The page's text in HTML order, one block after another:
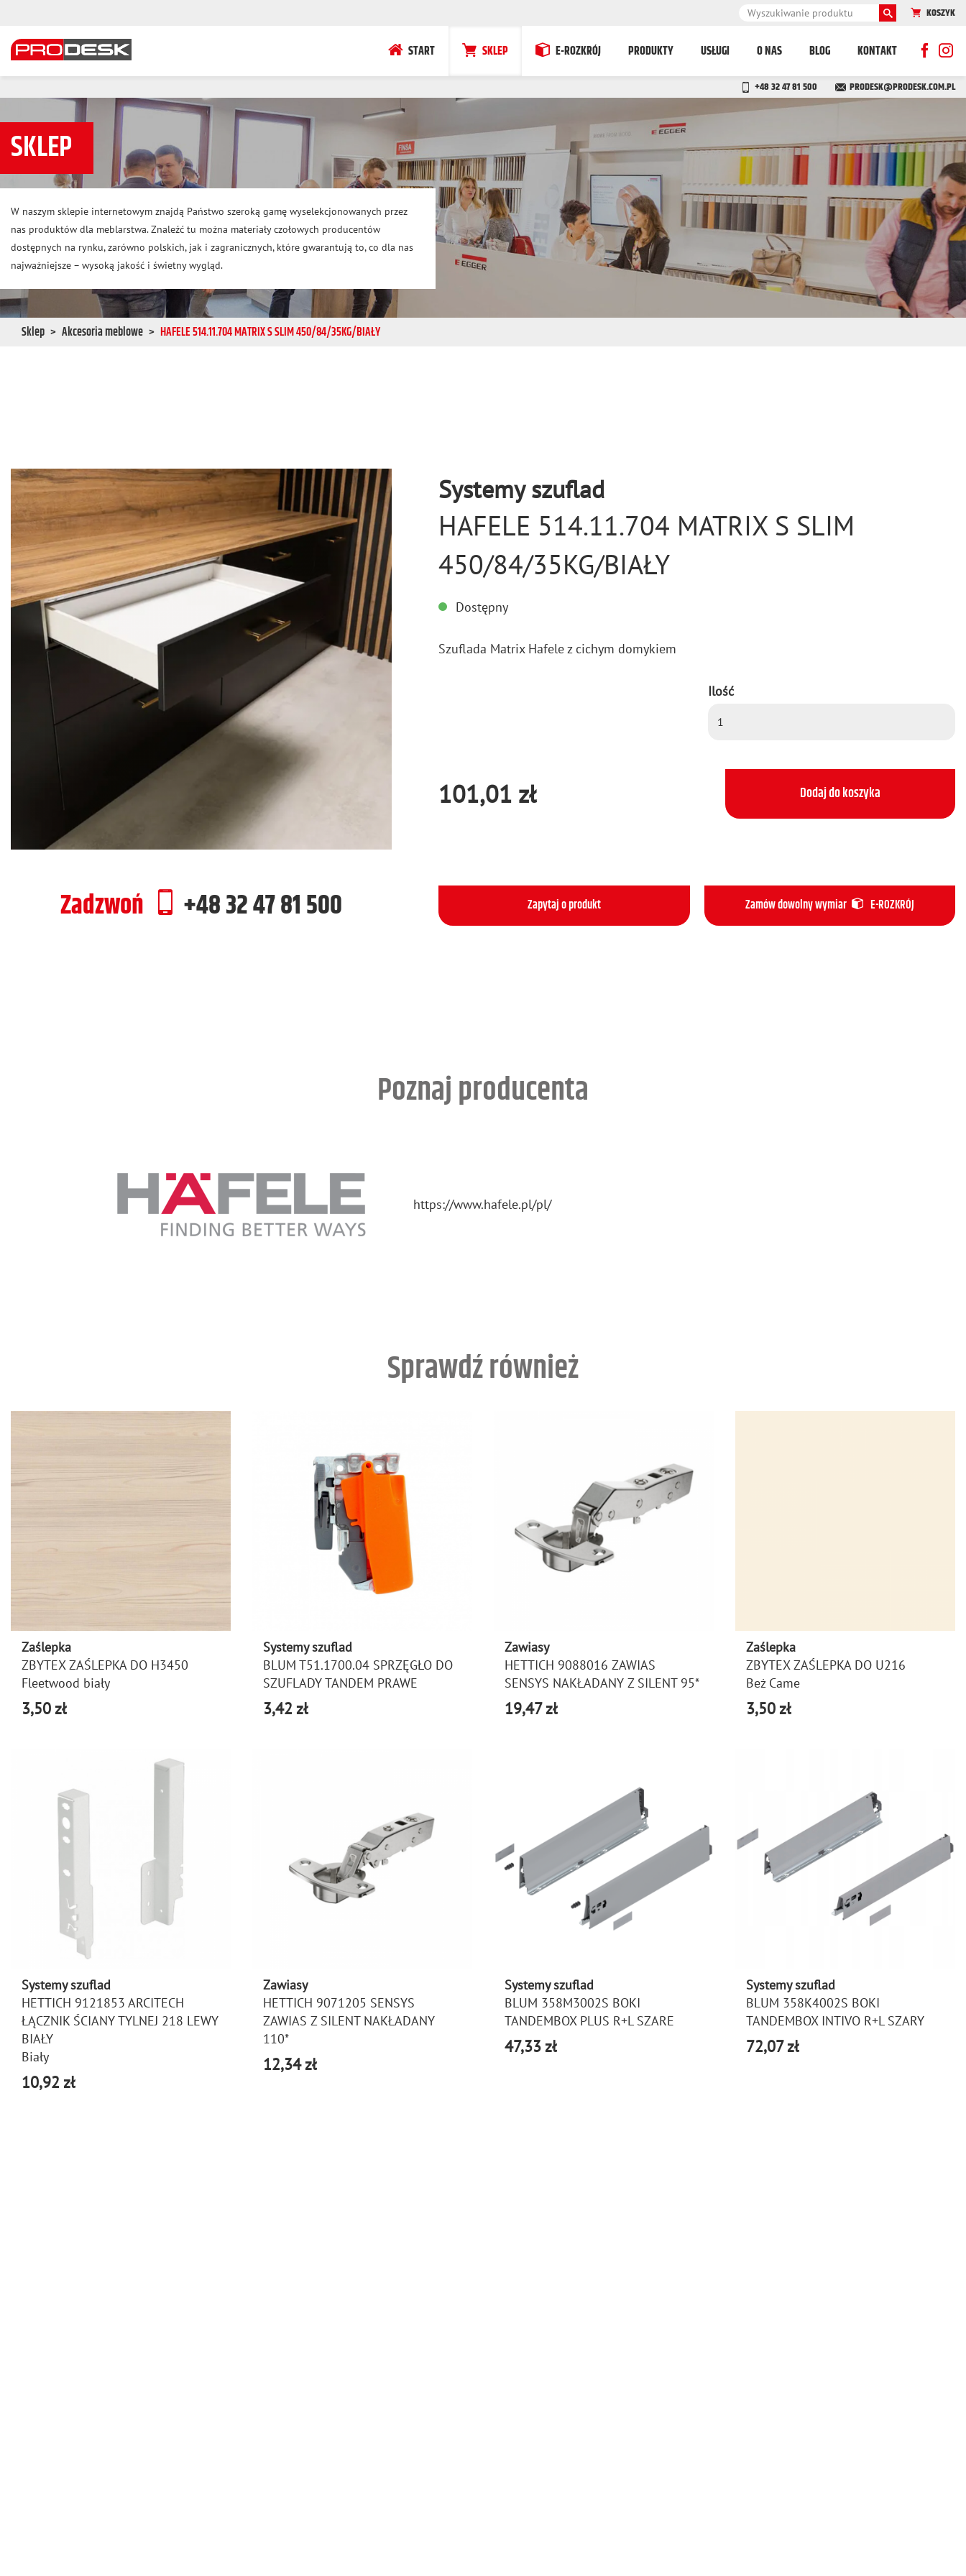
KOSZYK
START SKLEP E-ROZKRÓJ PRODUKTY USŁUGI O NAS BLOG KONTAKT
+48 32 47 81 500 PRODESK@PRODESK.COM.PL
SKLEP
W naszym sklepie internetowym znajdą Państwo szeroką gamę wyselekcjonowanych przez
nas produktów dla meblarstwa. Znaleźć tu można materiały czołowych producentów
dostępnych na rynku, zarówno polskich, jak i zagranicznych, które gwarantują to, co dla nas
najważniejsze – wysoką jakość i świetny wygląd.
Sklep Akcesoria meblowe HAFELE 514.11.704 MATRIX S SLIM 450/84/35KG/BIAŁY
Systemy szuflad
HAFELE 514.11.704 MATRIX S SLIM
450/84/35KG/BIAŁY
Dostępny
Szu­fla­da Ma­trix Ha­fe­le z ci­chym do­my­kiem
Ilość
101,01 zł Dodaj do koszyka
Zadzwoń +48 32 47 81 500 Zapytaj o produkt Zamów dowolny wymiar E-ROZKRÓJ
Poznaj producenta
https://​www.​hafele.​pl/​pl/
Sprawdź również
Zaślepka
ZBYTEX ZAŚLEPKA DO H3450
Fleetwood biały
3,50 zł
Systemy szuflad
BLUM T51.1700.04 SPRZĘGŁO DO
SZUFLADY TANDEM PRAWE
3,42 zł
Zawiasy
HETTICH 9088016 ZAWIAS
SENSYS NAKŁADANY Z SILENT 95*
19,47 zł
Zaślepka
ZBYTEX ZAŚLEPKA DO U216
Beż Came
3,50 zł
Systemy szuflad
HETTICH 9121853 ARCITECH
ŁĄCZNIK ŚCIANY TYLNEJ 218 LEWY
BIAŁY
Biały
10,92 zł
Zawiasy
HETTICH 9071205 SENSYS
ZAWIAS Z SILENT NAKŁADANY
110*
12,34 zł
Systemy szuflad
BLUM 358M3002S BOKI
TANDEMBOX PLUS R+L SZARE
47,33 zł
Systemy szuflad
BLUM 358K4002S BOKI
TANDEMBOX INTIVO R+L SZARY
72,07 zł